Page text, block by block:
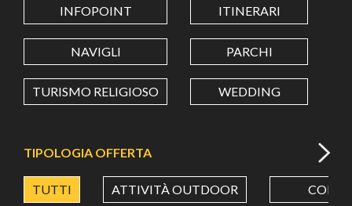
LONGITUDINE
Value in decimal degrees. Use dot (.) as decimal separator.
INFOPOINT ITINERARI
NAVIGLI PARCHI
TURISMO RELIGIOSO WEDDING
TIPOLOGIA OFFERTA
TUTTI ATTIVITÀ OUTDOOR CORSI